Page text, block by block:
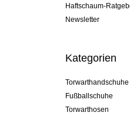
Haftschaum-
Newsletter
Kategorien
Torwarthandschuhe
Fußballschuhe
Torwarthosen